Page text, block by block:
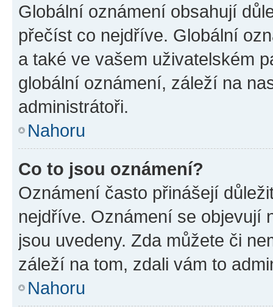
Globální oznámení obsahují
přečíst co nejdříve. Globální
a také ve vašem uživatelském
globální oznámení, záleží na
administrátoři.
Nahoru
Co to jsou oznámení?
Oznámení často přinášejí
nejdříve. Oznámení se objevují
jsou uvedeny. Zda můžete či
záleží na tom, zdali vám to
Nahoru